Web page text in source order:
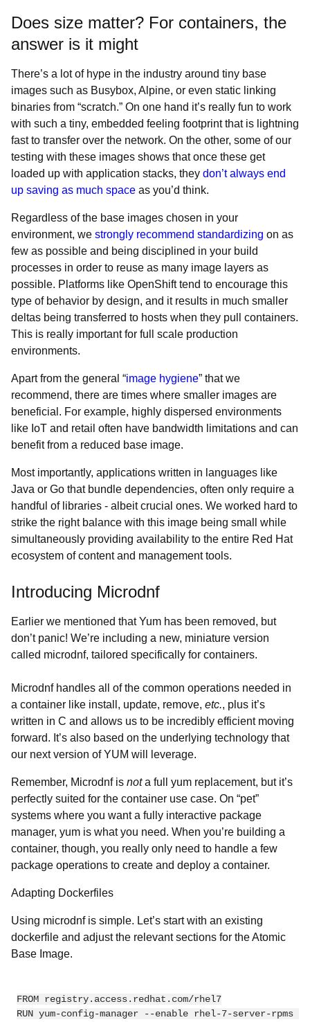
Does size matter? For containers, the
answer is it might
There’s a lot of hype in the industry around tiny base
images such as Busybox, Alpine, or even static linking
binaries from “scratch.” On one hand it’s really fun to work
with such a tiny, embedded feeling footprint that is lightning
fast to transfer over the network. On the other, some of our
testing with these images shows that once these get
loaded up with application stacks, they don’t always end
up saving as much space as you’d think.
Regardless of the base images chosen in your
environment, we strongly recommend standardizing on as
few as possible and being disciplined in your build
processes in order to reuse as many image layers as
possible. Platforms like OpenShift tend to encourage this
type of behavior by design, and it results in much smaller
deltas being transferred to hosts when they pull containers.
This is really important for full scale production
environments.
Apart from the general “image hygiene” that we
recommend, there are times where smaller images are
beneficial. For example, highly dispersed environments
like IoT and retail often have bandwidth limitations and can
benefit from a reduced base image.
Most importantly, applications written in languages like
Java or Go that bundle dependencies, often only require a
handful of libraries - albeit crucial ones. We worked hard to
strike the right balance with this image being small while
simultaneously providing availability to the entire Red Hat
ecosystem of content and management tools.
Introducing Microdnf
Earlier we mentioned that Yum has been removed, but
don’t panic! We’re including a new, miniature version
called microdnf, tailored specifically for containers.
Microdnf handles all of the common operations needed in
a container like install, update, remove, etc., plus it’s
written in C and allows us to be incredibly efficient moving
forward. It’s also based on the underlying technology that
our next version of YUM will leverage.
Remember, Microdnf is nota full yum replacement, but it’s
perfectly suited for the container use case. On “pet”
systems where you want a fully interactive package
manager, yum is what you need. When you’re building a
container, though, you really only need to handle a few
package operations to create and deploy a container.
Adapting Dockerfiles
Using microdnf is simple. Let’s start with an existing
dockerfile and adjust the relevant sections for the Atomic
Base Image.
FROM registry.access.redhat.com/rhel7
RUN yum-config-manager --enable rhel-7-server-rpms